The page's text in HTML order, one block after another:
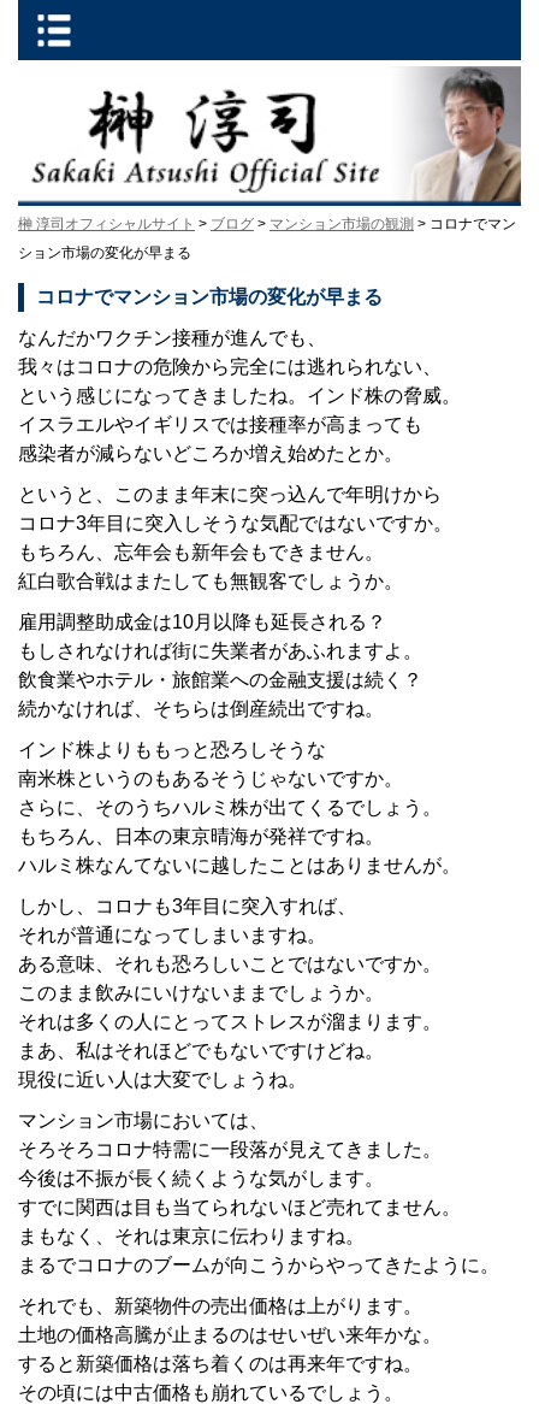
榊 淳司オフィシャルサイト > ブログ > マンション市場の観測 > コロナでマン
ション市場の変化が早まる
コロナでマンション市場の変化が早まる
なんだかワクチン接種が進んでも、
我々はコロナの危険から完全には逃れられない、
という感じになってきましたね。インド株の脅威。
イスラエルやイギリスでは接種率が高まっても
感染者が減らないどころか増え始めたとか。
というと、このまま年末に突っ込んで年明けから
コロナ3年目に突入しそうな気配ではないですか。
もちろん、忘年会も新年会もできません。
紅白歌合戦はまたしても無観客でしょうか。
雇用調整助成金は10月以降も延長される？
もしされなければ街に失業者があふれますよ。
飲食業やホテル・旅館業への金融支援は続く？
続かなければ、そちらは倒産続出ですね。
インド株よりももっと恐ろしそうな
南米株というのもあるそうじゃないですか。
さらに、そのうちハルミ株が出てくるでしょう。
もちろん、日本の東京晴海が発祥ですね。
ハルミ株なんてないに越したことはありませんが。
しかし、コロナも3年目に突入すれば、
それが普通になってしまいますね。
ある意味、それも恐ろしいことではないですか。
このまま飲みにいけないままでしょうか。
それは多くの人にとってストレスが溜まります。
まあ、私はそれほどでもないですけどね。
現役に近い人は大変でしょうね。
マンション市場においては、
そろそろコロナ特需に一段落が見えてきました。
今後は不振が長く続くような気がします。
すでに関西は目も当てられないほど売れてません。
まもなく、それは東京に伝わりますね。
まるでコロナのブームが向こうからやってきたように。
それでも、新築物件の売出価格は上がります。
土地の価格高騰が止まるのはせいぜい来年かな。
すると新築価格は落ち着くのは再来年ですね。
その頃には中古価格も崩れているでしょう。